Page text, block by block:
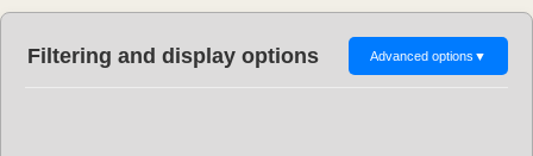
Filtering and display options Advanced options ▼